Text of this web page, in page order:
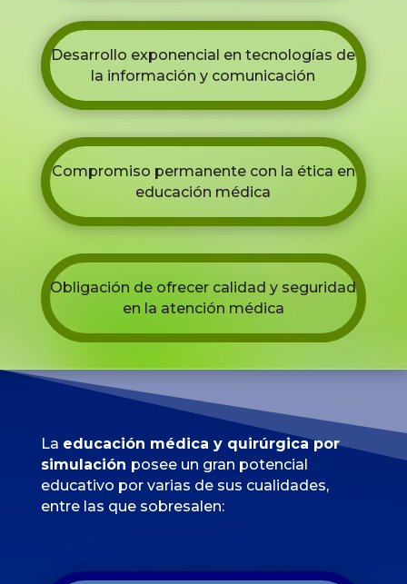
Desarrollo exponencial en tecnologías de
la información y comunicación
Compromiso permanente con la ética en
educación médica
Obligación de ofrecer calidad y seguridad
en la atención médica
La educación médica y quirúrgica por
simulación posee un gran potencial
educativo por varias de sus cualidades,
entre las que sobresalen: